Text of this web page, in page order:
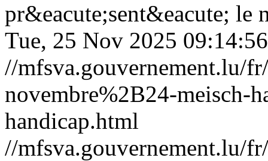
pr&eacute;sent&eacute; le
Tue, 25 Nov 2025
//mfsva.gouvernement.lu/
novembre%2B24-meisch-
handicap.html
//mfsva.gouvernement.lu/